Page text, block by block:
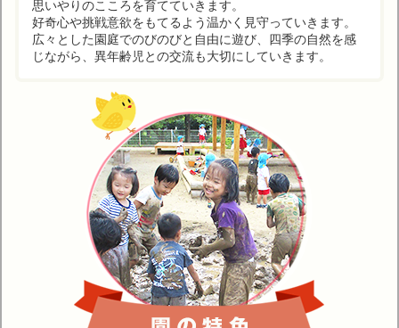
思いやりのこころを育てていきます。
好奇心や挑戦意欲をもてるよう温かく見守っていきます。
広々とした園庭でのびのびと自由に遊び、四季の自然を感
じながら、異年齢児との交流も大切にしていきます。